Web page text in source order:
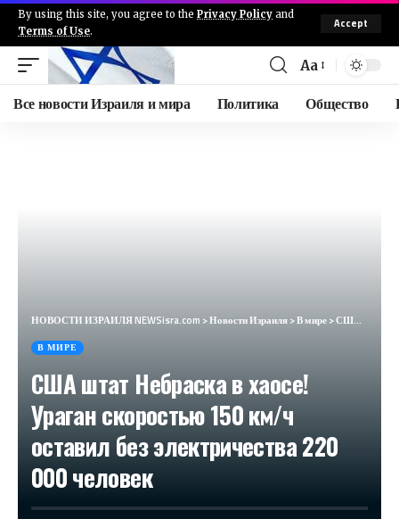
By using this site, you agree to the Privacy Policy and
Terms of Use.
Accept
Aa
Все новости Израиля и мира Политика Общество
НОВОСТИ ИЗРАИЛЯ NEWSisra.com >Новости Израиля>В мире>США штат Небраска в хаосе! Ураган скоростью 150 км/ч оставил без электричества ​​220 000 человек
В МИРЕ
США штат Небраска в хаосе!
Ураган скоростью 150 км/ч
оставил без электричества ​​220
000 человек